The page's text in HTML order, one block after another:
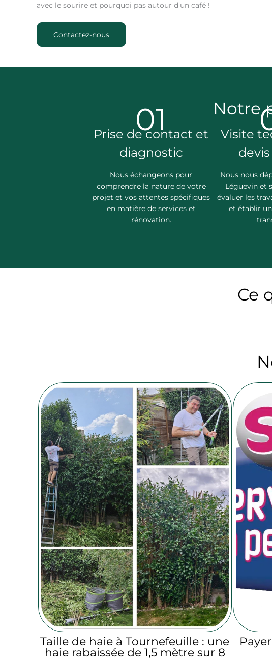
avec le sourire et pourquoi pas autour d’un café !
Contactez-nous
Notre
01
Prise de contact et
diagnostic
Nous échangeons pour
comprendre la nature de votre
projet et vos attentes spécifiques
en matière de services et
rénovation.
Visite
Nous nous
Léguevin et
évaluer les
et établir
Ce
Taille de haie à Tournefeuille : une
haie rabaissée de 1,5 mètre sur 8